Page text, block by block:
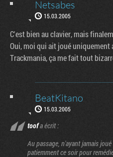
Netsabes
15.03.2005
C'est bien au clavier, mais
Oui, moi qui ait joué uniquement
Trackmania, ça me fait tout
BeatKitano
15.03.2005
toofa écrit :
Au passage, n'ayant jamais
patiemment ce soir pour